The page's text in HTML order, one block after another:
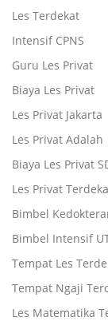
Les Terdekat
Intensif CPNS
Guru Les Privat
Biaya Les Privat
Les Privat Jakarta
Les Privat Adalah
Biaya Les Privat
Les Privat
Bimbel
Bimbel Intensif
Tempat Les
Tempat Ngaji
Les Matematika